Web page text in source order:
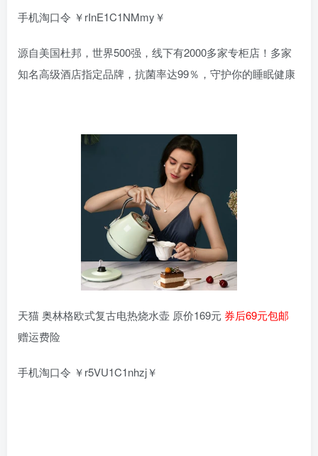
手机淘口令 ￥rInE1C1NMmy￥
源自美国杜邦，世界500强，线下有2000多家专柜店！多家
知名高级酒店指定品牌，抗菌率达99％，守护你的睡眠健康
天猫 奥林格欧式复古电热烧水壶 原价169元 券后69元包邮
赠运费险
手机淘口令 ￥r5VU1C1nhzj￥